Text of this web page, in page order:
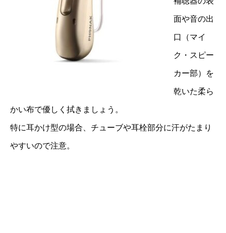
面や音の出
口（マイ
ク・スピー
カー部）を
乾いた柔ら
かい布で優しく拭きましょう。
特に耳かけ型の場合、チューブや耳栓部分に汗がたまり
やすいので注意。